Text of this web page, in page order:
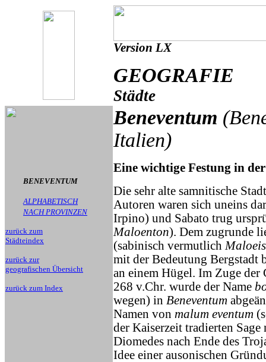
Version LX
GEOGRAFIE
Städte
BENEVENTUM
ALPHABETISCH
NACH PROVINZEN
zurück zum
Städteindex
zurück zur
geografischen Übersicht
zurück zum Index
Beneventum
Italien)
Eine wichtige Festung in
Die sehr alte samnitische
Autoren waren sich uneins
Irpino) und Sabato trug
Maloenton). Dem zugrunde
(sabinisch vermutlich Maloeis
mit der Bedeutung Bergstadt
an einem Hügel. Im Zuge
268 v.Chr. wurde der Name
wegen) in Beneventum
Namen von malum eventum
der Kaiserzeit tradierten
Diomedes nach Ende des
Idee einer ausonischen